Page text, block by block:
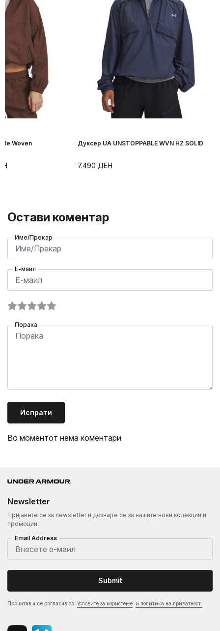
Woven Дуксер UA UNSTOPPABLE WVN HZ SOLID
7.490 ДЕН
Остави коментар
Име/Прекар
Е-маил
Порака
Испрати
Во моментот нема коментари
Newsletter
Пријавете се за newsletter и дознајте се за нашите нови колекции и
промоции.
Email Address
Submit
Прочитав и се согласив со Условите за користење и политика на приватност.